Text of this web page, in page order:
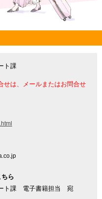
ト課
せは、メールまたはお問合せ
ら
ト課 電子書籍担当 宛